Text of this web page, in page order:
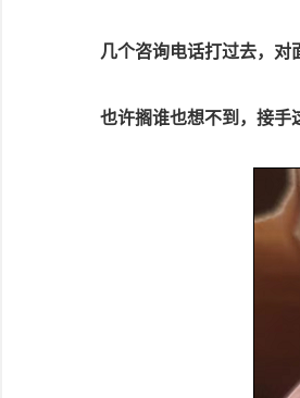
几个咨询电话打过去，对
也许搁谁也想不到，接手